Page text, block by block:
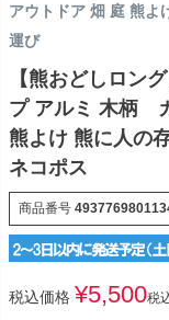
アウトドア 畑 庭 熊よ
運び
【熊おどしロン
プ アルミ 木柄
熊よけ 熊に人の
ネコポス
商品番号
税込価格 ¥5,500税